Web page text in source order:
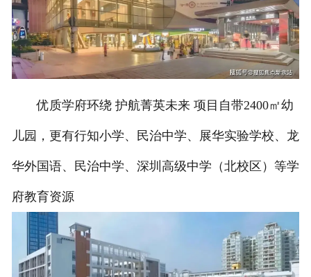
优质学府环绕 护航菁英未来 项目自带2400㎡幼
儿园，更有行知小学、民治中学、展华实验学校、龙
华外国语、民治中学、深圳高级中学（北校区）等学
府教育资源